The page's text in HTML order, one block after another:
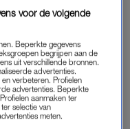
gemopper, volgens het
bij twijfel doen we
LEES OOK
station, school en
fiets is foetsie. Ze
voor de volgende
Beperkte gegevens
begrijpen aan de
uit verschillende bronnen.
advertenties.
verbeteren. Profielen
advertenties. Beperkte
aanmaken ter
selectie van
meten.